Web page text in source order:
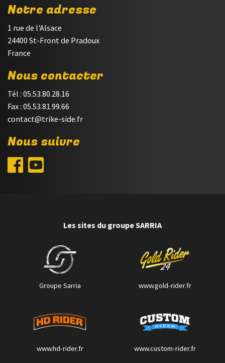
Notre adresse
1 rue de l'Alsace
24400 St-Front de Pradoux
France
Nous contacter
Tél : 05.53.80.28.16
Fax : 05.53.81.99.66
contact@trike-side.fr
Nous suivre
Les sites du groupe SARRIA
Groupe Sarria www.gold-rider.fr
www.hd-rider.fr www.custom-rider.fr